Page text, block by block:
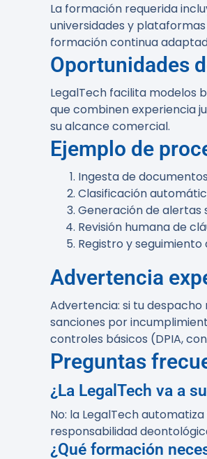
La formación requerida
universidades y
formación continua
Oportunidades
LegalTech facilita modelos
que combinen experiencia
su alcance comercial.
Ejemplo de
Ingesta de
Clasificación
Generación de alertas
Revisión humana de
Registro y
Advertencia
Advertencia: si tu despacho
sanciones por
controles básicos (DPIA,
Preguntas
¿La LegalTech va a
No: la LegalTech
responsabilidad
¿Qué formación